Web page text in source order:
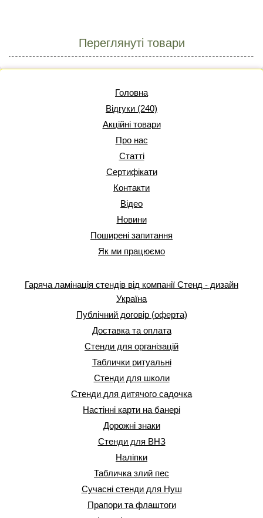
Переглянуті товари
Головна
Відгуки (240)
Акційні товари
Про нас
Статті
Сертифікати
Контакти
Відео
Новини
Поширені запитання
Як ми працюємо
Гаряча ламінація стендів від компанії Стенд - дизайн
Україна
Публічний договір (оферта)
Доставка та оплата
Стенди для організацій
Таблички ритуальні
Стенди для школи
Стенди для дитячого садочка
Настінні карти на банері
Дорожні знаки
Стенди для ВНЗ
Наліпки
Табличка злий пес
Сучасні стенди для Нуш
Прапори та флаштоги